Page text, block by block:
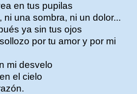
en tus pupilas
ni una sombra, ni un dolor...
ya sin tus ojos
por tu amor y por mi
mi desvelo
el cielo